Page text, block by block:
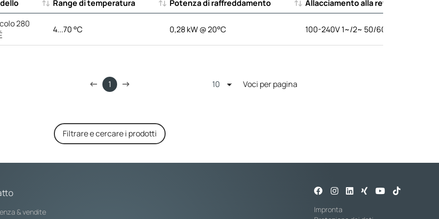
Range di temperatura Potenza di raffreddamento
Allacciamento alla rete
280
4...70 °C 0,28 kW @ 20°C 100-240V 1~/2~ 50/60Hz
1 Voci per pagina
Filtrare e cercare i prodotti
& vendite
Impronta